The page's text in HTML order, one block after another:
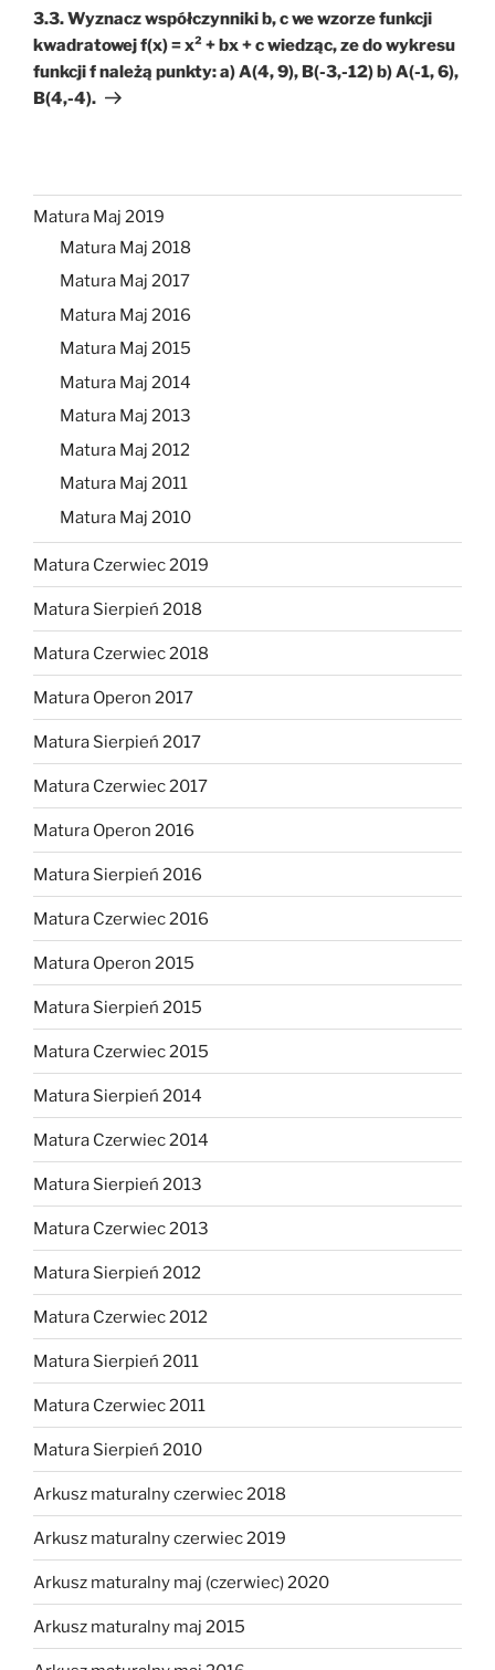
wpis
3.3. Wyznacz współczynniki b, c we wzorze funkcji
kwadratowej f(x) = x² + bx + c wiedząc, ze do wykresu
funkcji f należą punkty: a) A(4, 9), B(-3,-12) b) A(-1, 6),
B(4,-4).
Matura Maj 2019
Matura Maj 2018
Matura Maj 2017
Matura Maj 2016
Matura Maj 2015
Matura Maj 2014
Matura Maj 2013
Matura Maj 2012
Matura Maj 2011
Matura Maj 2010
Matura Czerwiec 2019
Matura Sierpień 2018
Matura Czerwiec 2018
Matura Operon 2017
Matura Sierpień 2017
Matura Czerwiec 2017
Matura Operon 2016
Matura Sierpień 2016
Matura Czerwiec 2016
Matura Operon 2015
Matura Sierpień 2015
Matura Czerwiec 2015
Matura Sierpień 2014
Matura Czerwiec 2014
Matura Sierpień 2013
Matura Czerwiec 2013
Matura Sierpień 2012
Matura Czerwiec 2012
Matura Sierpień 2011
Matura Czerwiec 2011
Matura Sierpień 2010
Arkusz maturalny czerwiec 2018
Arkusz maturalny czerwiec 2019
Arkusz maturalny maj (czerwiec) 2020
Arkusz maturalny maj 2015